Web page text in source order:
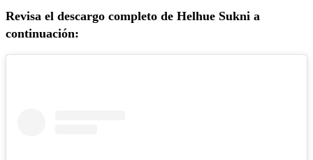
Revisa el descargo completo de Helhue Sukni a
continuación: